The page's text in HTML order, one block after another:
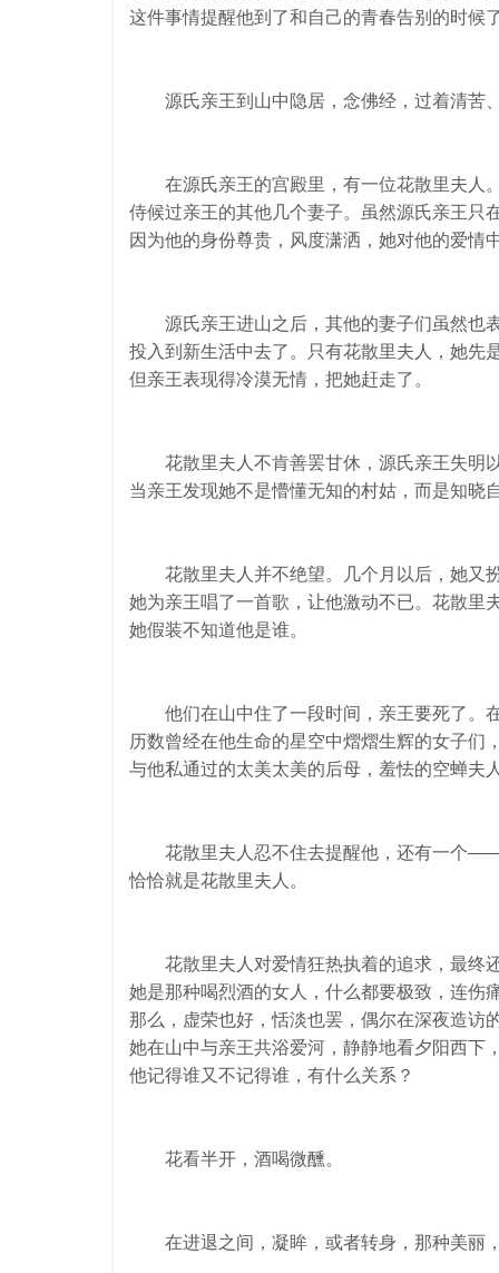
这件事情提醒他到了和自己的青春告别的时候
源氏亲王到山中隐居，念佛经，过着清苦
在源氏亲王的宫殿里，有一位花散里夫人
侍候过亲王的其他几个妻子。虽然源氏亲王只
因为他的身份尊贵，风度潇洒，她对他的爱情
源氏亲王进山之后，其他的妻子们虽然也
投入到新生活中去了。只有花散里夫人，她先
但亲王表现得冷漠无情，把她赶走了。
花散里夫人不肯善罢甘休，源氏亲王失明
当亲王发现她不是懵懂无知的村姑，而是知晓
花散里夫人并不绝望。几个月以后，她又
她为亲王唱了一首歌，让他激动不已。花散里
她假装不知道他是谁。
他们在山中住了一段时间，亲王要死了。
历数曾经在他生命的星空中熠熠生辉的女子们
与他私通过的太美太美的后母，羞怯的空蝉
花散里夫人忍不住去提醒他，还有一个——
恰恰就是花散里夫人。
花散里夫人对爱情狂热执着的追求，最终
她是那种喝烈酒的女人，什么都要极致，连伤
那么，虚荣也好，恬淡也罢，偶尔在深夜造访
她在山中与亲王共浴爱河，静静地看夕阳西下
他记得谁又不记得谁，有什么关系？
花看半开，酒喝微醺。
在进退之间，凝眸，或者转身，那种美丽，